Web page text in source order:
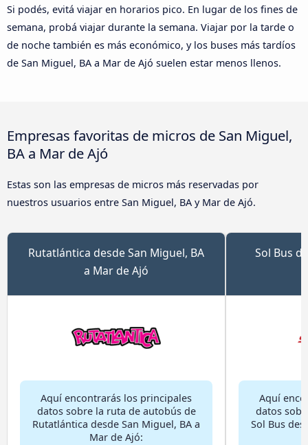
Si podés, evitá viajar en horarios pico. En lugar de los fines de
semana, probá viajar durante la semana. Viajar por la tarde o
de noche también es más económico, y los buses más tardíos
de San Miguel, BA a Mar de Ajó suelen estar menos llenos.
Empresas favoritas de micros de San Miguel,
BA a Mar de Ajó
Estas son las empresas de micros más reservadas por
nuestros usuarios entre San Miguel, BA y Mar de Ajó.
Rutatlántica desde San Miguel, BA
a Mar de Ajó
Aquí encontrarás los principales
datos sobre la ruta de autobús de
Rutatlántica desde San Miguel, BA a
Mar de Ajó:
Sol Bus
Aquí
datos
Sol Bus